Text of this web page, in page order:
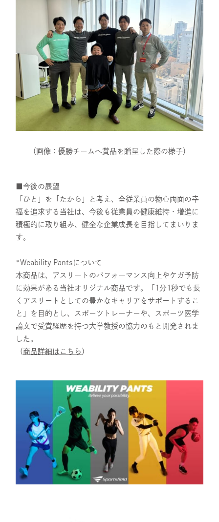
（画像：優勝チームへ賞品を贈呈した際の様子）
■今後の展望
「ひと」を「たから」と考え、全従業員の物心両面の幸
福を追求する当社は、今後も従業員の健康維持・増進に
積極的に取り組み、健全な企業成長を目指してまいりま
す。
*Weability Pantsについて
本商品は、アスリートのパフォーマンス向上やケガ予防
に効果がある当社オリジナル商品です。「1分1秒でも長
くアスリートとしての豊かなキャリアをサポートするこ
と」を目的とし、スポーツトレーナーや、スポーツ医学
論文で受賞経歴を持つ大学教授の協力のもと開発されま
した。
（商品詳細はこちら ）